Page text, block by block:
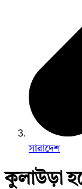
সারাদেশ
কুলাউড়া